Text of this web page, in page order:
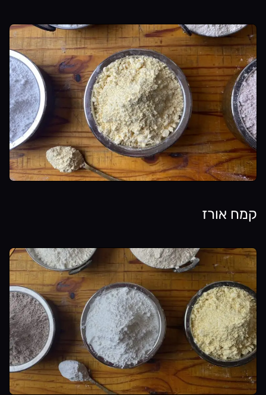
קמח אורז